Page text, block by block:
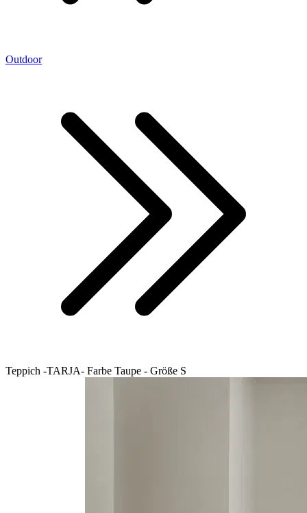
Outdoor
Teppich -TARJA- Farbe Taupe - Größe S